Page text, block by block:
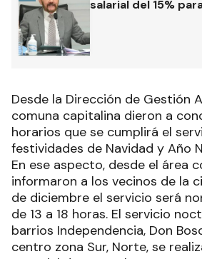
salarial del 15%
Desde la Dirección de Gestión
comuna capitalina dieron a
horarios que se cumplirá el
festividades de Navidad y Año
En ese aspecto, desde el área
informaron a los vecinos de la
de diciembre el servicio será
de 13 a 18 horas. El servicio
barrios Independencia, Don
centro zona Sur, Norte, se